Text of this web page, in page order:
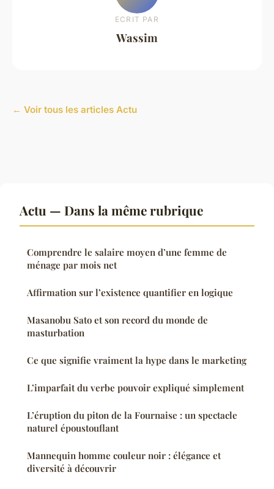
ECRIT PAR
Wassim
← Voir tous les articles Actu
Actu — Dans la même rubrique
Comprendre le salaire moyen d’une femme de
ménage par mois net
Affirmation sur l’existence quantifier en logique
Masanobu Sato et son record du monde de
masturbation
Ce que signifie vraiment la hype dans le marketing
L’imparfait du verbe pouvoir expliqué simplement
L’éruption du piton de la Fournaise : un spectacle
naturel époustouflant
Mannequin homme couleur noir : élégance et
diversité à découvrir